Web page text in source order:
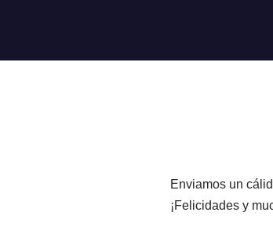
al
Enviamos un
¡Felicidades y